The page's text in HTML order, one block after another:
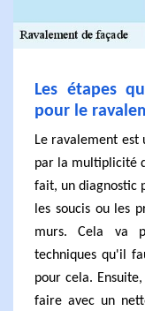
Les étapes
pour le
Le ravalement
par la multiplicité
fait, un diagnostic
les soucis ou les
murs. Cela va
techniques qu'il
pour cela.
faire avec un